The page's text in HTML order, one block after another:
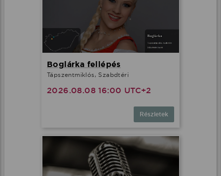
Boglárka fellépés
Tápszentmiklós, Szabdtéri
2026.08.08 16:00 UTC+2
Részletek